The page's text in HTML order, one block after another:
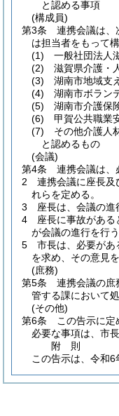
と認める事項
(構成員)
第3条
連携会議は、
は担当者をもって構
(1)
一般社団法人
(2)
滋賀県介護・
(3)
湖南市地域支
(4)
湖南市ボラン
(5)
湖南市介護保
(6)
甲賀公共職業
(7)
その他介護人
と認めるもの
(会議)
第4条
連携会議は、
2
連携会議に座長及
れらを定める。
3
座長は、会議の進
4
座長に事故があ
が会議の進行を行う
5
市長は、必要があ
を求め、その意見
(庶務)
第5条
連携会議の庶
管する課において処
(その他)
第6条
この告示に
必要な事項は、市
附 則
この告示は、令和6